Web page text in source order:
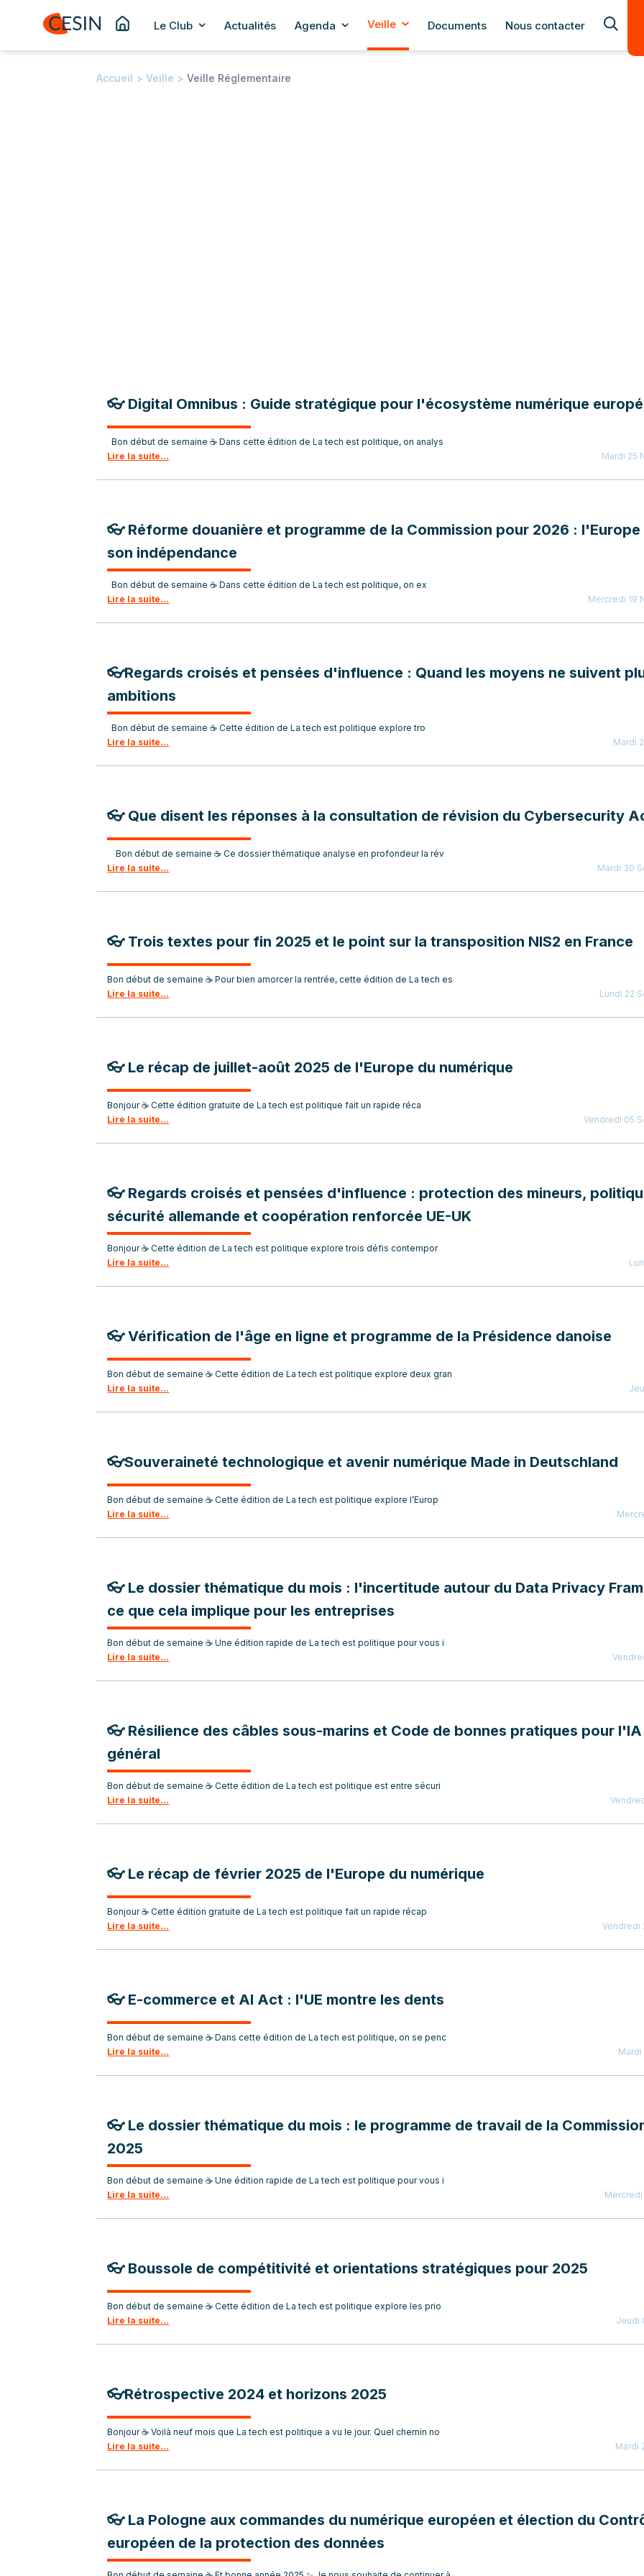
Le Club Actualités Agenda Veille Documents Nous contacter
Accueil >Veille >Veille Réglementaire
👓 Digital Omnibus : Guide stratégique pour l'écosystème numérique
Bon début de semaine ☕ Dans cette édition de La tech est politique, on analys
Lire la suite...
Mardi 25
👓 Réforme douanière et programme de la Commission pour 2026 :
son indépendance
Bon début de semaine ☕ Dans cette édition de La tech est politique, on ex
Lire la suite...
Mercredi 19
👓Regards croisés et pensées d'influence : Quand les moyens ne suivent
ambitions
Bon début de semaine ☕ Cette édition de La tech est politique explore tro
Lire la suite...
Mardi
👓 Que disent les réponses à la consultation de révision du Cybersecurity
Bon début de semaine ☕ Ce dossier thématique analyse en profondeur la rév
Lire la suite...
Mardi 30
👓 Trois textes pour fin 2025 et le point sur la transposition NIS2 en France
Bon début de semaine ☕ Pour bien amorcer la rentrée, cette édition de La tech es
Lire la suite...
Lundi 22
👓 Le récap de juillet-août 2025 de l'Europe du numérique
Bonjour ☕ Cette édition gratuite de La tech est politique fait un rapide réca
Lire la suite...
Vendredi 05
👓 Regards croisés et pensées d'influence : protection des mineurs,
sécurité allemande et coopération renforcée UE-UK
Bonjour ☕ Cette édition de La tech est politique explore trois défis contempor
Lire la suite...
👓 Vérification de l'âge en ligne et programme de la Présidence danoise
Bon début de semaine ☕ Cette édition de La tech est politique explore deux gran
Lire la suite...
👓Souveraineté technologique et avenir numérique Made in Deutschland
Bon début de semaine ☕ Cette édition de La tech est politique explore l’Europ
Lire la suite...
👓 Le dossier thématique du mois : l'incertitude autour du Data Privacy
ce que cela implique pour les entreprises
Bon début de semaine ☕ Une édition rapide de La tech est politique pour vous i
Lire la suite...
👓 Résilience des câbles sous-marins et Code de bonnes pratiques pour l'IA
général
Bon début de semaine ☕ Cette édition de La tech est politique est entre sécuri
Lire la suite...
👓 Le récap de février 2025 de l'Europe du numérique
Bonjour ☕ Cette édition gratuite de La tech est politique fait un rapide récap
Lire la suite...
Vendredi
👓 E-commerce et AI Act : l'UE montre les dents
Bon début de semaine ☕ Dans cette édition de La tech est politique, on se penc
Lire la suite...
Mardi
👓 Le dossier thématique du mois : le programme de travail de la
2025
Bon début de semaine ☕ Une édition rapide de La tech est politique pour vous i
Lire la suite...
Mercredi
👓 Boussole de compétitivité et orientations stratégiques pour 2025
Bon début de semaine ☕ Cette édition de La tech est politique explore les prio
Lire la suite...
Jeudi
👓Rétrospective 2024 et horizons 2025
Bonjour ☕ Voilà neuf mois que La tech est politique a vu le jour. Quel chemin no
Lire la suite...
Mardi
👓 La Pologne aux commandes du numérique européen et élection du
européen de la protection des données